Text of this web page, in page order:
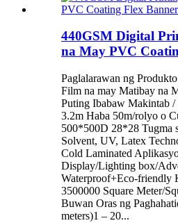
440GSM Digital
na May PVC
Paglalarawan ng
Film na may Matibay na
Puting Ibabaw Makintab
3.2m Haba 50m/rolyo o
500*500D 28*28 Tugma
Solvent, UV, Latex
Cold Laminated
Display/Lighting box/
Waterproof+Eco-friendly
3500000 Square Meter/
Buwan Oras ng
meters)1 – 20...